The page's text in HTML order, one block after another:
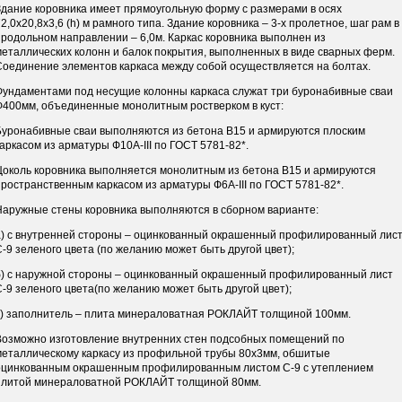
коровника имеет прямоугольную форму с размерами в осях
(h) м рамного типа. Здание коровника – 3-х пролетное, шаг рам в
направлении – 6,0м. Каркас коровника выполнен из
колонн и балок покрытия, выполненных в виде сварных ферм.
элементов каркаса между собой осуществляется на болтах.
под несущие колонны каркаса служат три буронабивные сваи
объединенные монолитным ростверком в куст:
сваи выполняются из бетона В15 и армируются плоским
из арматуры Ф10А-III по ГОСТ 5781-82*.
коровника выполняется монолитным из бетона В15 и армируются
каркасом из арматуры Ф6А-III по ГОСТ 5781-82*.
стены коровника выполняются в сборном варианте:
с внутренней стороны – оцинкованный окрашенный профилированный лист
9 зеленого цвета (по желанию может быть другой цвет);
с наружной стороны – оцинкованный окрашенный профилированный лист
9 зеленого цвета(по желанию может быть другой цвет);
заполнитель – плита минераловатная РОКЛАЙТ толщиной 100мм.
изготовление внутренних стен подсобных помещений по
каркасу из профильной трубы 80х3мм, обшитые
окрашенным профилированным листом С-9 с утеплением
минераловатной РОКЛАЙТ толщиной 80мм.